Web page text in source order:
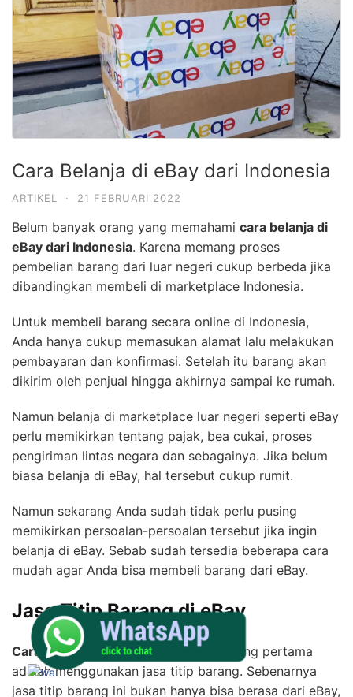
Cara Belanja di eBay dari Indonesia
ARTIKEL · 21 FEBRUARI 2022
Belum banyak orang yang memahami cara belanja di
eBay dari Indonesia. Karena memang proses
pembelian barang dari luar negeri cukup berbeda jika
dibandingkan membeli di marketplace Indonesia.
Untuk membeli barang secara online di Indonesia,
Anda hanya cukup memasukan alamat lalu melakukan
pembayaran dan konfirmasi. Setelah itu barang akan
dikirim oleh penjual hingga akhirnya sampai ke rumah.
Namun belanja di marketplace luar negeri seperti eBay
perlu memikirkan tentang pajak, bea cukai, proses
pengiriman lintas negara dan sebagainya. Jika belum
biasa belanja di eBay, hal tersebut cukup rumit.
Namun sekarang Anda sudah tidak perlu pusing
memikirkan persoalan-persoalan tersebut jika ingin
belanja di eBay. Sebab sudah tersedia beberapa cara
mudah agar Anda bisa membeli barang dari eBay.
Jasa Titip Barang di eBay
Cara belanja di eBay dari Indonesia
yang pertama
adalah menggunakan jasa titip barang. Sebenarnya
jasa titip barang ini bukan hanya bisa berasa dari eBay,